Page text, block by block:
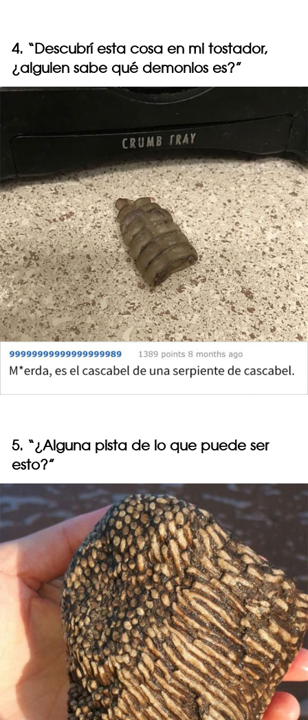
4. “Descubrí esta cosa en mi tostador,
¿alguien sabe qué demonios es?”
5. “¿Alguna pista de lo que puede ser
esto?”